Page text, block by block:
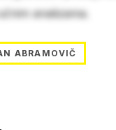
analizama.
ABRAMOVIČ